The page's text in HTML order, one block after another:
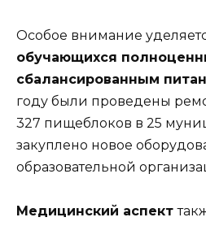
Особое внимание
обучающихся
сбалансированным
году были проведены
327 пищеблоков в 25
закуплено новое
образовательной
Медицинский аспект